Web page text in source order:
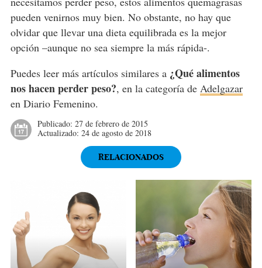
pueden venirnos muy bien. No obstante, no hay que
olvidar que llevar una dieta equilibrada es la mejor
opción –aunque no sea siempre la más rápida-.
Puedes leer más artículos similares a ¿Qué alimentos
nos hacen perder peso?, en la categoría de Adelgazar
en Diario Femenino.
Publicado: 27 de febrero de 2015
Actualizado: 24 de agosto de 2018
RELACIONADOS